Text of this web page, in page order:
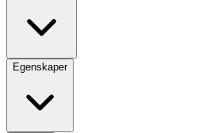
Egenskaper